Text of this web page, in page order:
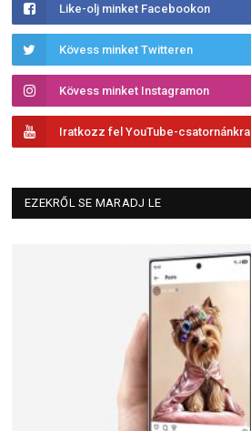
Like-olj minket Facebookon
Kövess minket Twitteren
Kövess minket Instagramon
Iratkozz fel YouTube-csatornánkra
EZEKRŐL SE MARADJ LE